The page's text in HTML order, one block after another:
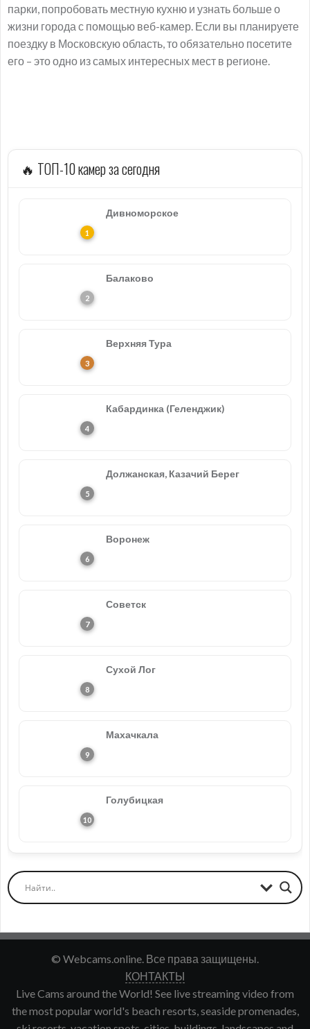
парки, попробовать местную кухню и узнать больше о
жизни города с помощью веб-камер. Если вы планируете
поездку в Московскую область, то обязательно посетите
его – это одно из самых интересных мест в регионе.
🔥 ТОП-10 камер за сегодня
Дивноморское
Балаково
Верхняя Тура
Кабардинка (Геленджик)
Должанская, Казачий Берег
Воронеж
Советск
Сухой Лог
Махачкала
Голубицкая
© Webcams.online. Все права защищены.
КОНТАКТЫ
Live Cams around the World! See live streaming video from
the most popular world's beach resorts, seaside promenades,